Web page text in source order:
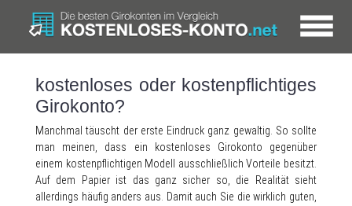
kostenloses oder kostenpflichtiges
Girokonto?
Manchmal täuscht der erste Eindruck ganz gewaltig. So sollte
man meinen, dass ein kostenloses Girokonto gegenüber
einem kostenpflichtigen Modell ausschließlich Vorteile besitzt.
Auf dem Papier ist das ganz sicher so, die Realität sieht
allerdings häufig anders aus. Damit auch Sie die wirklich guten,